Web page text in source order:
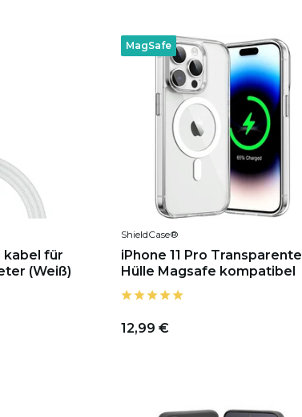
kabel für
(Weiß)
MagSafe
ShieldCase®
iPhone 11 Pro Transparente
Hülle Magsafe kompatibel
12,99 €